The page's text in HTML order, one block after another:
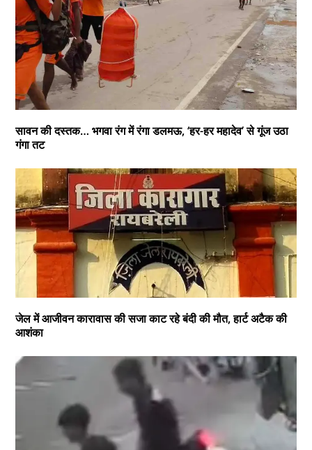
सावन की दस्तक… भगवा रंग में रंगा डलमऊ, ‘हर-हर महादेव’ से गूंज उठा
गंगा तट
जेल में आजीवन कारावास की सजा काट रहे बंदी की मौत, हार्ट अटैक की
आशंका